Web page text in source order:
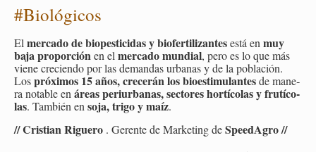
#Bio­ló­gi­cos
Elmer­ca­do de bio­pes­ti­ci­das y bio­fer­ti­li­zan­tesestá enmuy
baja pro­por­ciónen elmer­ca­do mun­dial, pero es lo que más
viene cre­cien­do por las de­man­das ur­ba­nas y de la po­bla­ción.
Lospró­xi­mos 15 años, cre­ce­rán los bio­es­ti­mu­lan­tesde ma­ne­
ra no­ta­ble enáreas pe­riur­ba­nas, sec­to­res hor­tí­co­las y fru­tí­co­
las. Tam­bién ensoja, trigo y maíz.
// Cris­tian Ri­gue­ro . Ge­ren­te de Mar­ke­ting deSpee­dA­gro //